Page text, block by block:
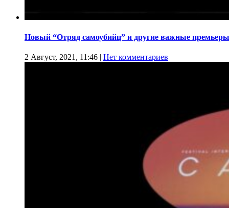
Новый “Отряд самоубийц” и другие важные премьеры
2 Август, 2021, 11:46 | Нет комментариев